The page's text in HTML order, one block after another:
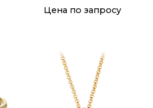
Цена по запросу